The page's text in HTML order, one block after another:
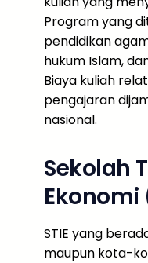
Program yang
pendidikan
hukum Islam,
Biaya kuliah
pengajaran
nasional.
Sekolah
Ekonomi
STIE yang
maupun kota-